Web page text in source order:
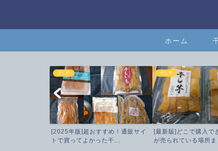
ホーム
干し芋
[2025年版]超おすすめ！通販サイ
トで買ってよかった干...
干し芋
[最新版]どこで購入で
が売られている場所